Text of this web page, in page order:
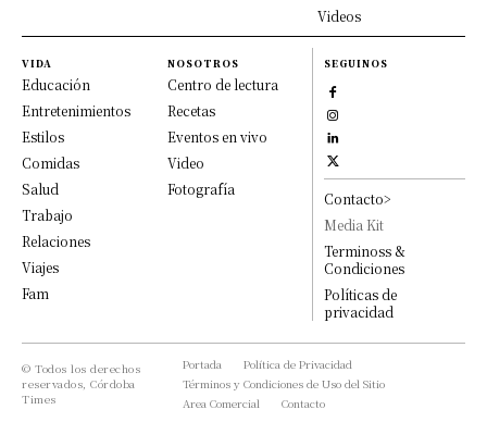
Videos
VIDA
Educación
Entretenimientos
Estilos
Comidas
Salud
Trabajo
Relaciones
Viajes
Fam
NOSOTROS
Centro de lectura
Recetas
Eventos en vivo
Video
Fotografía
SEGUINOS
Contacto>
Media Kit
Terminoss &
Condiciones
Políticas de
privacidad
© Todos los derechos
reservados, Córdoba
Times
Portada
Política de Privacidad
Términos y Condiciones de Uso del Sitio
Area Comercial
Contacto